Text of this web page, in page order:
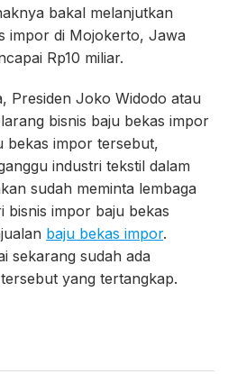
bakal melanjutkan
impor di Mojokerto, Jawa
Rp10 miliar.
Presiden Joko Widodo atau
bisnis baju bekas impor
bekas impor tersebut,
industri tekstil dalam
sudah meminta lembaga
impor baju bekas
baju bekas impor.
sekarang sudah ada
yang tertangkap.